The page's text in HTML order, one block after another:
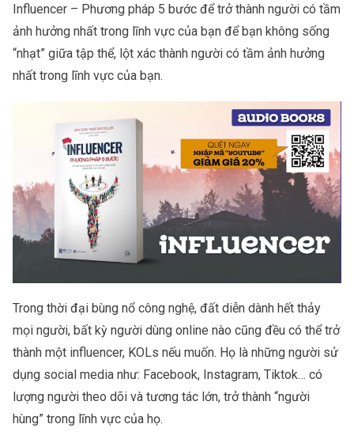
Influencer – Phương pháp 5 bước để trở thành người có tầm
ảnh hưởng nhất trong lĩnh vực của bạn để bạn không sống
“nhạt” giữa tập thể, lột xác thành người có tầm ảnh hưởng
nhất trong lĩnh vực của bạn.
Trong thời đại bùng nổ công nghệ, đất diễn dành hết thảy
mọi người, bất kỳ người dùng online nào cũng đều có thể trở
thành một influencer, KOLs nếu muốn. Họ là những người sử
dụng social media như: Facebook, Instagram, Tiktok… có
lượng người theo dõi và tương tác lớn, trở thành “người
hùng” trong lĩnh vực của họ.